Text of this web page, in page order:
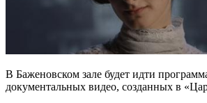
В Баженовском зале будет идти
документальных видео, созданных в